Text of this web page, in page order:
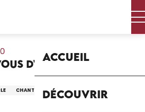
Accueil
Découvrir
d'Aymare : Soirée
CHANT FAMILLE
LITTÉRATURE